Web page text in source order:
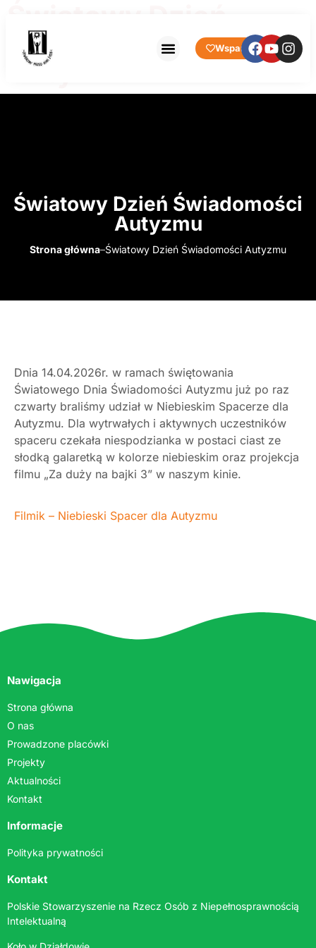
Wsparcie
Świadomości
Autyzmu
Światowy Dzień Świadomości
Autyzmu
Strona główna Światowy Dzień Świadomości Autyzmu
Dnia 14.04.2026r. w ramach świętowania
Światowego Dnia Świadomości Autyzmu już po raz
czwarty braliśmy udział w Niebieskim Spacerze dla
Autyzmu. Dla wytrwałych i aktywnych uczestników
spaceru czekała niespodzianka w postaci ciast ze
słodką galaretką w kolorze niebieskim oraz projekcja
filmu „Za duży na bajki 3” w naszym kinie.
Filmik – Niebieski Spacer dla Autyzmu
Nawigacja
Strona główna
O nas
Prowadzone placówki
Projekty
Aktualności
Kontakt
Informacje
Polityka prywatności
Kontakt
Polskie Stowarzyszenie na Rzecz Osób z Niepełnosprawnością
Intelektualną